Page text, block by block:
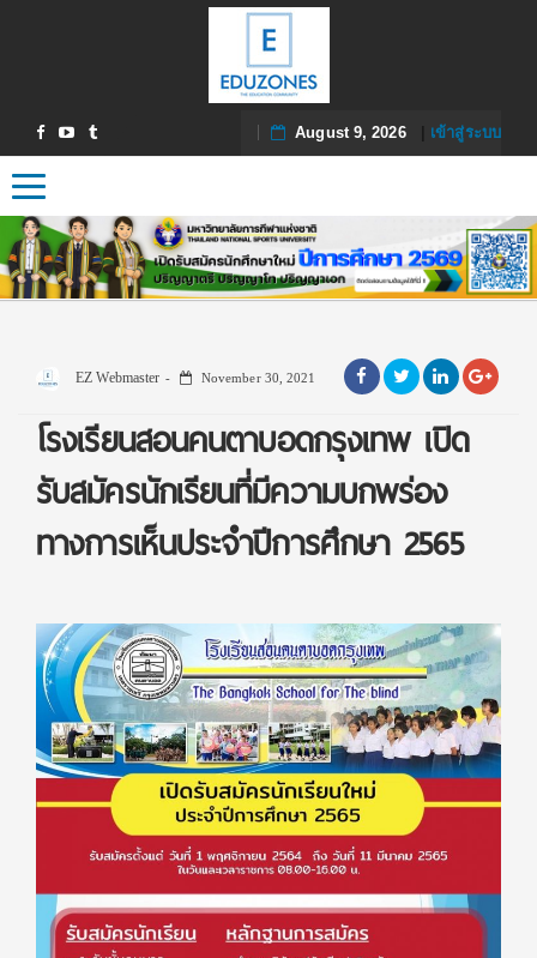
August 9, 2026| เข้าสู่ระบบ
Toggle navigation
EZ Webmaster November 30, 2021
โรงเรียนสอนคนตาบอดกรุงเทพ เปิด
รับสมัครนักเรียนที่มีความบกพร่อง
ทางการเห็นประจำปีการศึกษา 2565